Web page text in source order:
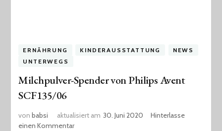
ERNÄHRUNG KINDERAUSSTATTUNG
NEWS
UNTERWEGS
Milchpulver-Spender von Philips Avent
SCF135/06
vonbabsi aktualisiert am 30. Juni 2020
Hinterlasse
einen Kommentarzu